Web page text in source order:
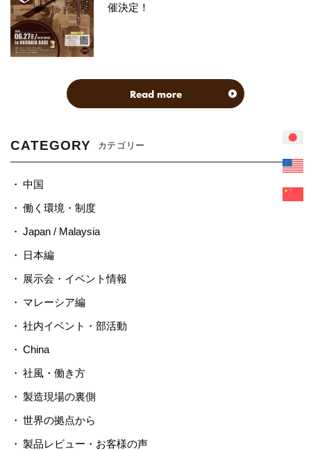
催決定！
Read more
CATEGORY カテゴリー
中国
働く環境・制度
Japan / Malaysia
日本編
展示会・イベント情報
マレーシア編
社内イベント・部活動
China
社風・働き方
製造現場の裏側
世界の拠点から
製品レビュー・お客様の声